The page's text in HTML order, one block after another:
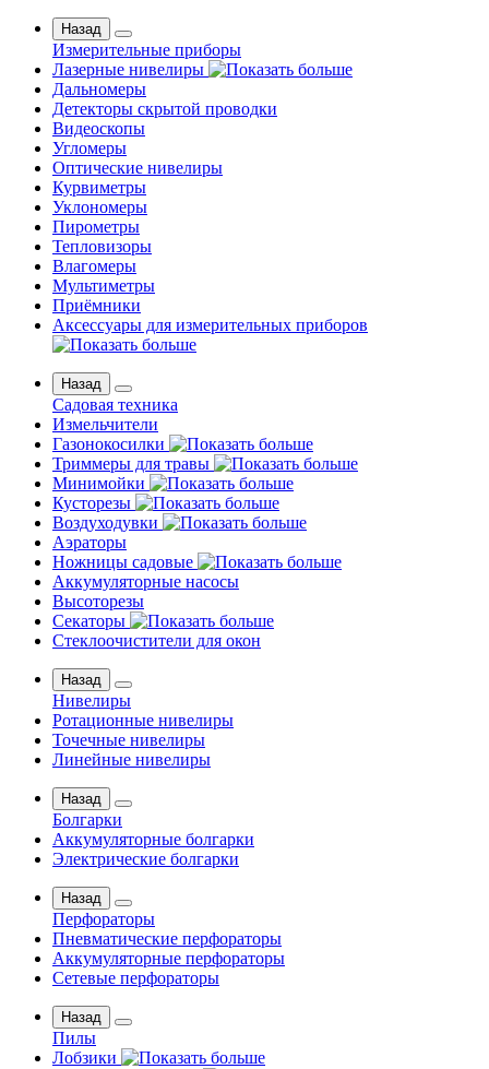
Назад
Измерительные приборы
Лазерные нивелиры
Дальномеры
Детекторы скрытой проводки
Видеоскопы
Угломеры
Оптические нивелиры
Курвиметры
Уклономеры
Пирометры
Тепловизоры
Влагомеры
Мультиметры
Приёмники
Аксессуары для измерительных приборов
Назад
Садовая техника
Измельчители
Газонокосилки
Триммеры для травы
Минимойки
Кусторезы
Воздуходувки
Аэраторы
Ножницы садовые
Аккумуляторные насосы
Высоторезы
Секаторы
Стеклоочистители для окон
Назад
Нивелиры
Ротационные нивелиры
Точечные нивелиры
Линейные нивелиры
Назад
Болгарки
Аккумуляторные болгарки
Электрические болгарки
Назад
Перфораторы
Пневматические перфораторы
Аккумуляторные перфораторы
Сетевые перфораторы
Назад
Пилы
Лобзики